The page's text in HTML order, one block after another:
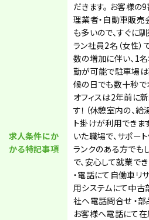
求人条件にか
かる特記事項
だきます。 お客様の
理業者・自動車販売
も多いので、すぐに
ラン社員2名（女性）
数の増加に伴い、1
勤が可能で駐車場は
候の日でも数十秒で
オフィスは2年前に
す！（休憩室内の、
ト掛けが利用できま
いた職場で、サポー
ランクのある方でも
で、安心して就業で
・電話にて自働車リ
用システムにて中古
社へ電話問合せ ・部
お客様へ電話にて